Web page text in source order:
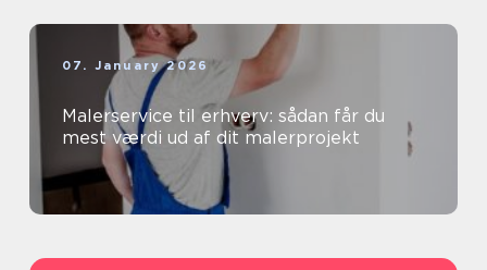
07. January 2026
Malerservice til erhverv: sådan får du
mest værdi ud af dit malerprojekt